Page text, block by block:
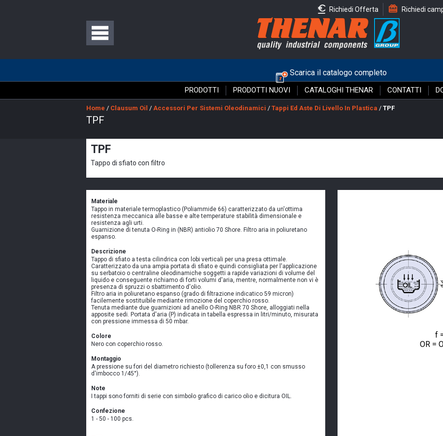
Richiedi
Richiedi Offerta
Scarica il catalogo completo
PRODOTTI PRODOTTI NUOVI CATALOGHI THENAR CONTATTI
Home / Clausum Oil / Accessori Per Sistemi Oleodinamici / Tappi Ed Aste Di Livello In Plastica / TPF
TPF
TPF
Tappo di sfiato con filtro
Materiale
Tappo in materiale termoplastico (Poliammide 66) caratterizzato da un'ottima
resistenza meccanica alle basse e alte temperature stabilità dimensionale e
resistenza agli urti.
Guarnizione di tenuta O-Ring in (NBR) antiolio 70 Shore. Filtro aria in poliuretano
espanso.
Descrizione
Tappo di sfiato a testa cilindrica con lobi verticali per una presa ottimale.
Caratterizzato da una ampia portata di sfiato e quindi consigliata per l'applicazione
su serbatoio o centraline oleodinamiche soggetti a rapide variazioni di volume del
liquido e conseguente richiamo di forti volumi d'aria, mentre, normalmente non vi è
presenza di spruzzi o sbattimento d'olio.
Filtro aria in poliuretano espanso (grado di filtrazione indicatico 59 micron)
facilemente sostituibile mediante rimozione del coperchio rosso.
Tenuta mediante due guarnizioni ad anello O-Ring NBR 70 Shore, alloggiati nella
apposite sedi. Portata d'aria (P) indicata in tabella espressa in litri/minuto, misurata
con pressione immessa di 50 mbar.
Colore
Nero con coperchio rosso.
Montaggio
A pressione su fori del diametro richiesto (tollerenza su foro ±0,1 con smusso
d'imbocco 1/45°).
Note
I tappi sono forniti di serie con simbolo grafico di carico olio e dicitura OIL.
Confezione
1 - 50 - 100 pcs.
f
OR =